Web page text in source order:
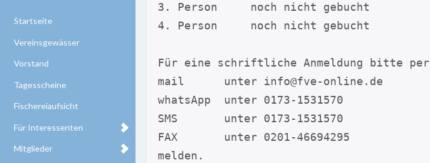
Startseite
Vereinsgewässer
Vorstand
Tagesscheine
Fischereiaufsicht
Für Interessenten
Mitglieder
3. Person     noch nicht gebucht
4. Person     noch nicht gebucht
Für eine schriftliche Anmeldung bitte per
mail      unter info@fve-online.de
whatsApp  unter 0173-1531570
SMS       unter 0173-1531570
FAX       unter 0201-46694295
melden.